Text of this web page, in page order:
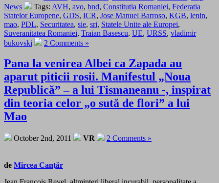
News
Tags: AVH, avo, bnd, Constitutia Romaniei, Federatia
Statelor Europene, GDS, ICR, Jose Manuel Barroso, KGB, lenin,
mao, PDL, Securitatea, sie, sri, Statele Unite ale Europei,
Suveranitatea Romaniei, Traian Basescu, UE, URSS, vladimir
bukovski
2 Comments »
Pana la venirea Albei ca Zapada au
aparut piticii rosii. Manifestul „Noua
Republică” – a lui Tismaneanu -, inspirat
din teoria celor „o sută de flori” a lui
Mao
October 2nd, 2011 VR 2 Comments »
de Mircea Canţăr